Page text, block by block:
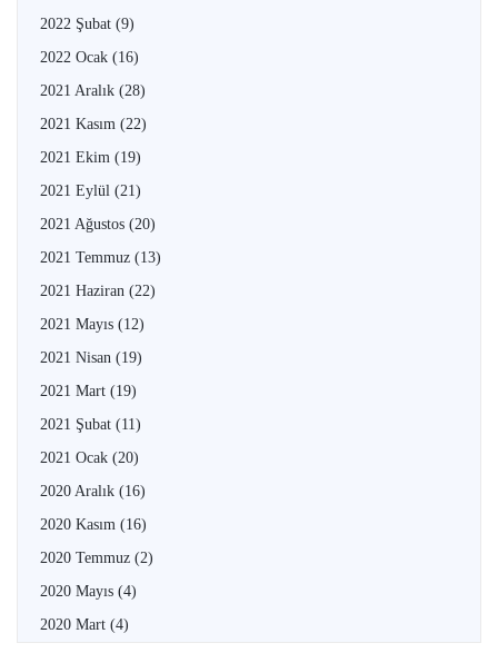
2022 Şubat (9)
2022 Ocak (16)
2021 Aralık (28)
2021 Kasım (22)
2021 Ekim (19)
2021 Eylül (21)
2021 Ağustos (20)
2021 Temmuz (13)
2021 Haziran (22)
2021 Mayıs (12)
2021 Nisan (19)
2021 Mart (19)
2021 Şubat (11)
2021 Ocak (20)
2020 Aralık (16)
2020 Kasım (16)
2020 Temmuz (2)
2020 Mayıs (4)
2020 Mart (4)